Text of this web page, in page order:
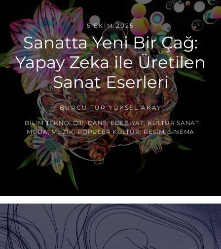
5 EKIM 2025
Sanatta Yeni Bir Çağ:
Yapay Zeka ile Üretilen
Sanat Eserleri
BURCU TUR YÜKSEL AKAY
BILIM TEKNOLOJI,DANS,EDEBIYAT,KÜLTÜR SANAT
MODA,MÜZIK,POPÜLER KÜLTÜR,RESIM,SINEMA